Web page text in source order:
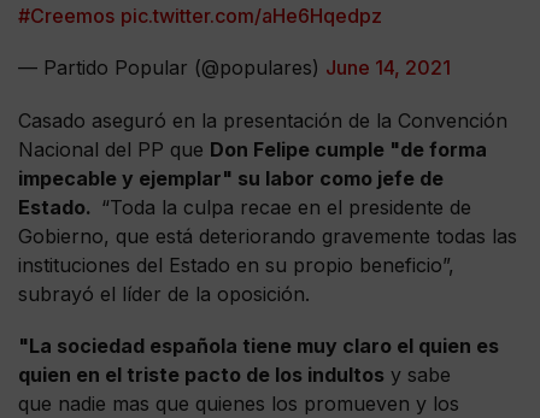
#Creemos pic.twitter.com/aHe6Hqedpz
— Partido Popular (@populares) June 14, 2021
Casado aseguró en la presentación de la Convención
Nacional del PP que Don Felipe cumple "de forma
impecable y ejemplar" su labor como jefe de
Estado. “Toda la culpa recae en el presidente de
Gobierno, que está deteriorando gravemente todas las
instituciones del Estado en su propio beneficio”,
subrayó el líder de la oposición.
"La sociedad española tiene muy claro el quien es
quien en el triste pacto de los indultos y sabe
que nadie mas que quienes los promueven y los